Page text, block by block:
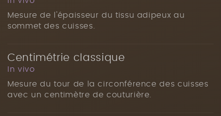
Mesure de l'épaisseur du tissu adipeux au
sommet des cuisses.
Centimétrie classique
In vivo
Mesure du tour de la circonférence des cuisses
avec un centimètre de couturière.